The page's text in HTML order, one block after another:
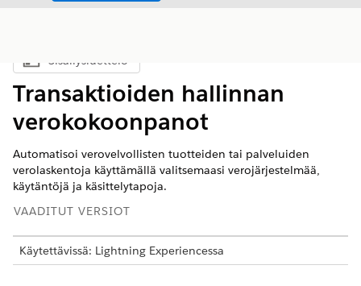
Näytä sisällysluettelo
Sisällysluettelo
Transaktioiden hallinnan
verokokoonpanot
Automatisoi verovelvollisten tuotteiden tai palveluiden
verolaskentoja käyttämällä valitsemaasi verojärjestelmää,
käytäntöjä ja käsittelytapoja.
VAADITUT VERSIOT
Käytettävissä: Lightning Experiencessa